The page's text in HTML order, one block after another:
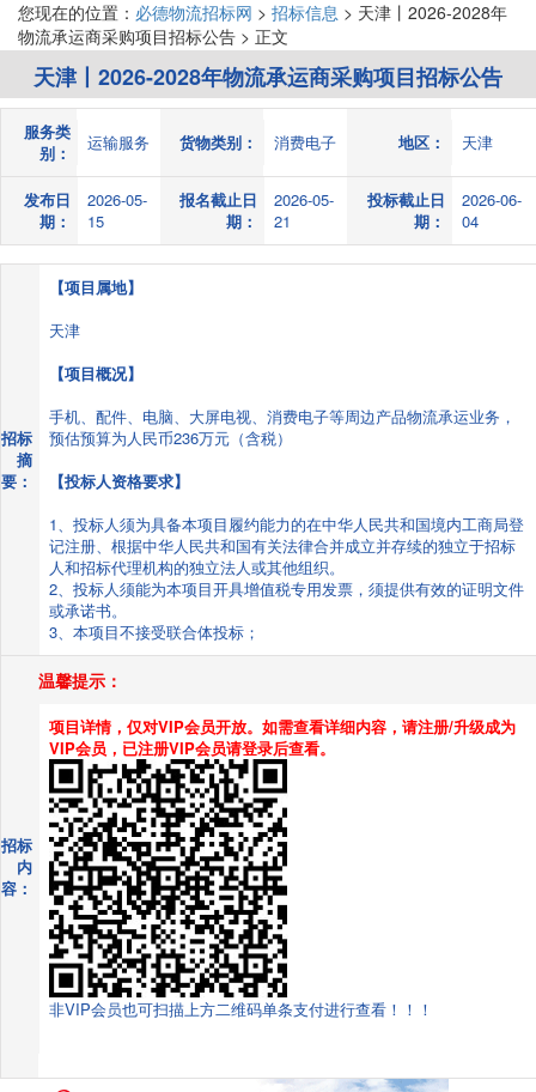
您现在的位置： 必德物流招标网 > 招标信息 > 天津丨2026-2028年
物流承运商采购项目招标公告 > 正文
天津丨2026-2028年物流承运商采购项目招标公告
服务类
别：
运输服务 货物类别： 消费电子 地区： 天津
发布日
期：
2026-05-
15
报名截止日
期：
2026-05-
21
投标截止日
期：
2026-06-
04
招标
摘
要：
【项目属地】
天津
【项目概况】
手机、配件、电脑、大屏电视、消费电子等周边产品物流承运业务，
预估预算为人民币236万元（含税）
【投标人资格要求】
1、投标人须为具备本项目履约能力的在中华人民共和国境内工商局登
记注册、根据中华人民共和国有关法律合并成立并存续的独立于招标
人和招标代理机构的独立法人或其他组织。
2、投标人须能为本项目开具增值税专用发票，须提供有效的证明文件
或承诺书。
3、本项目不接受联合体投标；
招标
内
容：
温馨提示：
项目详情，仅对VIP会员开放。如需查看详细内容，请注册/升级成为
VIP会员，已注册VIP会员请登录后查看。
非VIP会员也可扫描上方二维码单条支付进行查看！！！